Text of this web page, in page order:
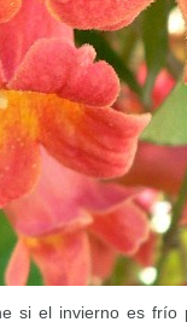
si el invierno es